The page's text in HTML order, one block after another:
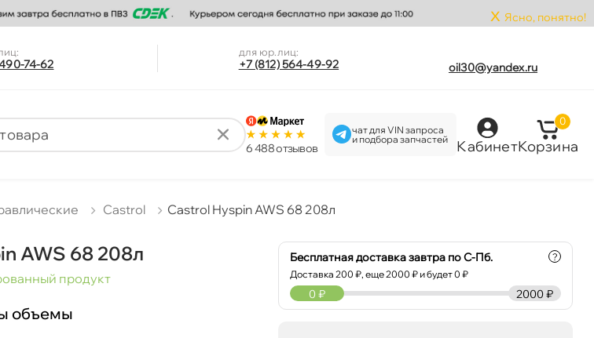
x Ясно, понятно!
74-62
для юр.лиц:
+7 (812) 564-49-92 oil30@yandex.ru
6 488 отзыво
чат для VIN запроса
и подбора запчастей
Кабинет
0
Корзина
Castrol Castrol Hyspin AWS 68 208л
AWS 68 208л
продукт
объемы
Бесплатная доставка завтра по С-Пб.
Доставка200 ₽, еще2000 ₽ и будет 0 ₽
?
2000 ₽
0 ₽